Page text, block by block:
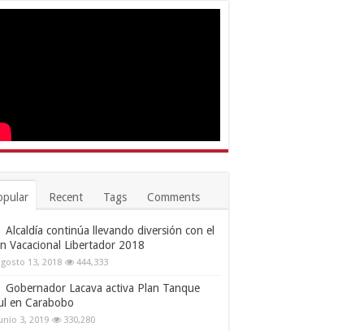
Recent Tags Comments
Alcaldía continúa llevando diversión con el
Vacacional Libertador 2018
13, 2018 444,333
Gobernador Lacava activa Plan Tanque
en Carabobo
3, 2019 330,280